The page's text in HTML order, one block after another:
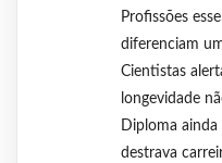
Profissões
diferenciam
Cientistas
longevidade
Diploma ainda
destrava